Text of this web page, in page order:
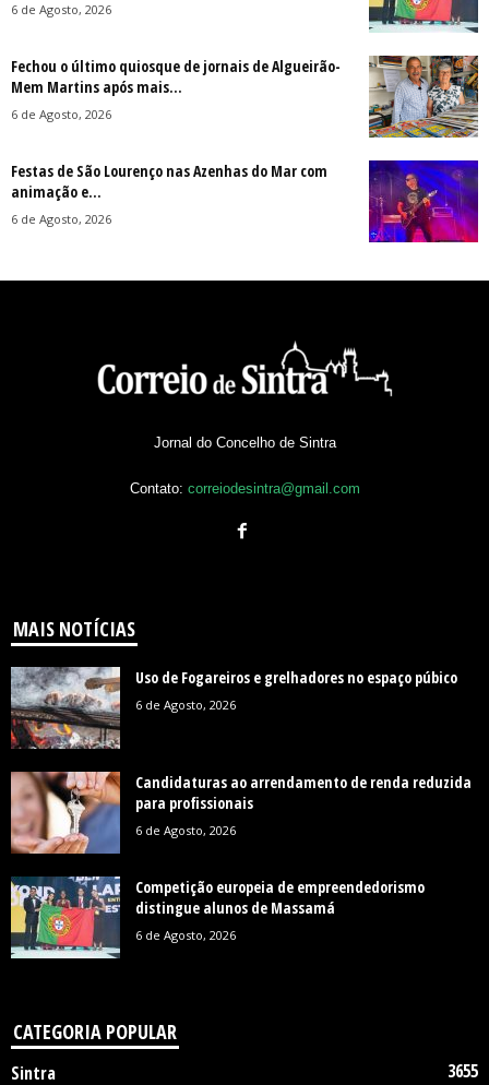
6 de Agosto, 2026
Fechou o último quiosque de jornais de Algueirão-
Mem Martins após mais...
6 de Agosto, 2026
Festas de São Lourenço nas Azenhas do Mar com
animação e...
6 de Agosto, 2026
Jornal do Concelho de Sintra
Contato: correiodesintra@gmail.com
MAIS NOTÍCIAS
Uso de Fogareiros e grelhadores no espaço púbico
6 de Agosto, 2026
Candidaturas ao arrendamento de renda reduzida
para profissionais
6 de Agosto, 2026
Competição europeia de empreendedorismo
distingue alunos de Massamá
6 de Agosto, 2026
CATEGORIA POPULAR
Sintra 3655